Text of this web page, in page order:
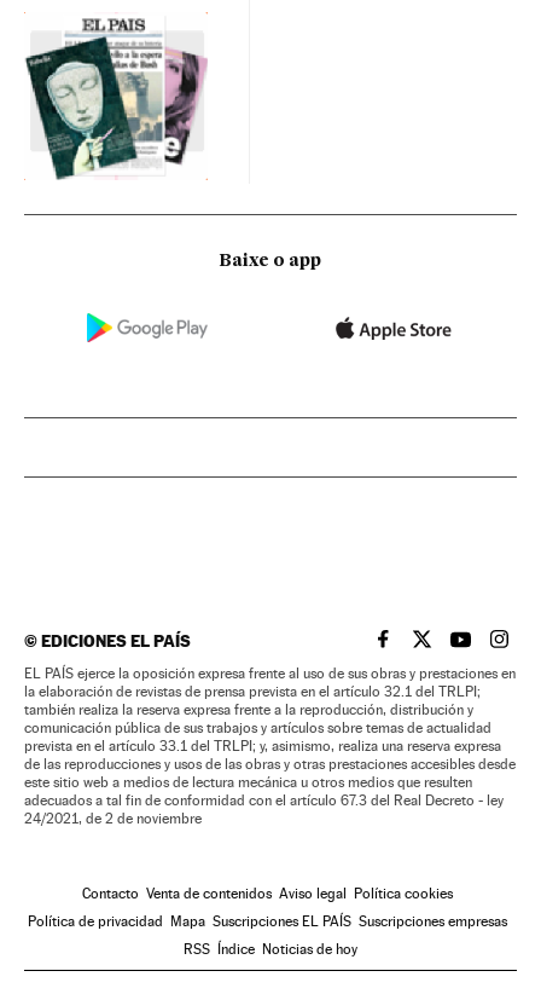
Baixe o app
©EDICIONES EL PAÍS EL PAÍS BRASIL EN
EL PAÍSEL PAÍS
EL
EL PAÍS ejerce la oposición expresa frente al uso de sus obras y prestaciones en
la elaboración de revistas de prensa prevista en el artículo 32.1 del TRLPI;
también realiza la reserva expresa frente a la reproducción, distribución y
comunicación pública de sus trabajos y artículos sobre temas de actualidad
prevista en el artículo 33.1 del TRLPI; y, asimismo, realiza una reserva expresa
de las reproducciones y usos de las obras y otras prestaciones accesibles desde
este sitio web a medios de lectura mecánica u otros medios que resulten
adecuados a tal fin de conformidad con el artículo 67.3 del Real Decreto - ley
24/2021, de 2 de noviembre
Contacto Venta de contenidos Aviso legal Política cookies
Política de privacidad Mapa Suscripciones EL PAÍS Suscripciones empresas
RSS Índice Noticias de hoy